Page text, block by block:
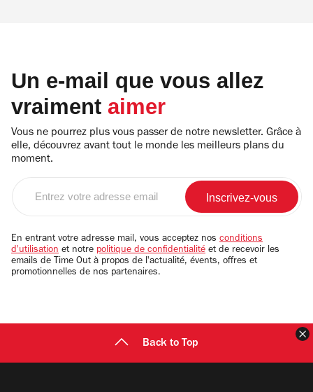
Un e-mail que vous allez
vraiment aimer
Vous ne pourrez plus vous passer de notre newsletter. Grâce à
elle, découvrez avant tout le monde les meilleurs plans du
moment.
email
En entrant votre adresse mail, vous acceptez nos conditions
d'utilisation et notre politique de confidentialité et de recevoir les
emails de Time Out à propos de l'actualité, évents, offres et
promotionnelles de nos partenaires.
Back to Top